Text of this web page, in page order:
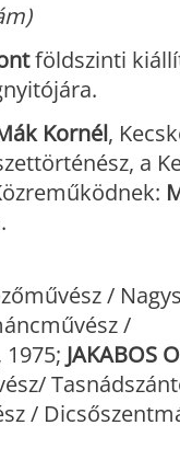
földszinti
Kornél,
a
/
/
JAKABOS
/